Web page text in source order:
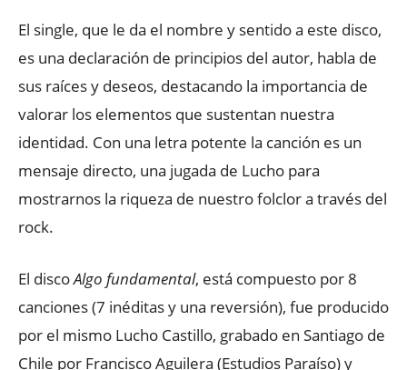
El single, que le da el nombre y sentido a este disco,
es una declaración de principios del autor, habla de
sus raíces y deseos, destacando la importancia de
valorar los elementos que sustentan nuestra
identidad. Con una letra potente la canción es un
mensaje directo, una jugada de Lucho para
mostrarnos la riqueza de nuestro folclor a través del
rock.
El discoAlgo fundamental, está compuesto por 8
canciones (7 inéditas y una reversión), fue producido
por el mismo Lucho Castillo, grabado en Santiago de
Chile por Francisco Aguilera (Estudios Paraíso) y